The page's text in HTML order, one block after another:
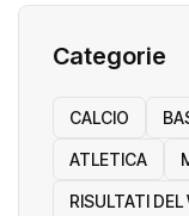
Categorie
CALCIO
ATLETICA
RISULTATI DEL